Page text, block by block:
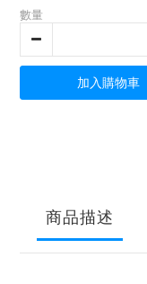
數量
加入購物車
商品描述